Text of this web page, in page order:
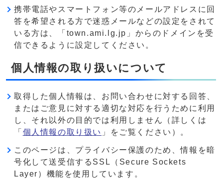
携帯電話やスマートフォン等のメールアドレスに回
答を希望される方で迷惑メールなどの設定をされて
いる方は、「town.ami.lg.jp」からのドメインを受
信できるように設定してください。
個人情報の取り扱いについて
取得した個人情報は、お問い合わせに対する回答、
またはご意見に対する適切な対応を行うために利用
し、それ以外の目的では利用しません（詳しくは
「 個人情報の取り扱い 」をご覧ください）。
このページは、プライバシー保護のため、情報を暗
号化して送受信するSSL（Secure Sockets
Layer）機能を使用しています。